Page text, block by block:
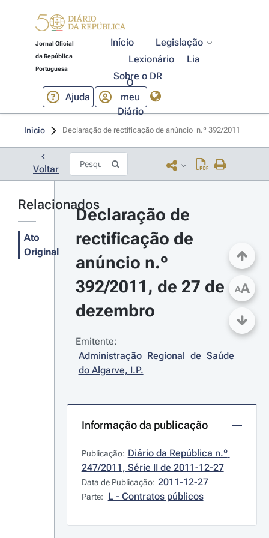
Jornal Oficial
da República
Portuguesa
Início
Legislação
Lexionário
Lia
Sobre o DR
Ajuda
O
meu
Diário
Início Declaração de rectificação de anúncio  n.º 392/2011
Voltar
Relacionados
Ato
Original
Declaração de
rectificação de
anúncio n.º
392/2011, de 27 de
dezembro
Emitente:
Administração Regional de Saúde
do Algarve, I.P.
Informação da publicação
Publicação: Diário da República n.º
247/2011, Série II de 2011-12-27
Data de Publicação: 2011-12-27
Parte: L - Contratos públicos
AA